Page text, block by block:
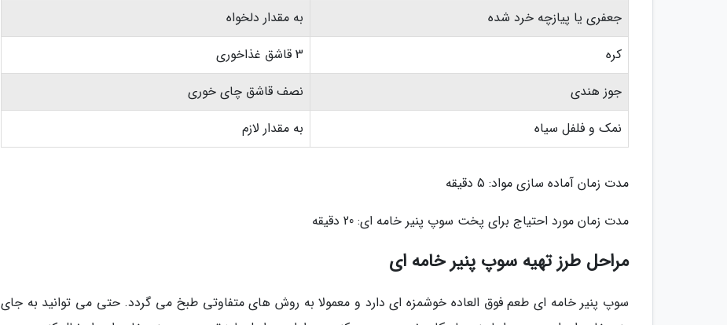
جعفری یا پیازچه خرد شده
به مقدار دلخواه
کره
3 قاشق غذاخوری
جوز هندی
نصف قاشق چای خوری
نمک و فلفل سیاه
به مقدار لازم
مدت زمان آماده سازی مواد: 5 دقیقه
مدت زمان مورد احتیاج برای پخت سوپ پنیر خامه ای: 20 دقیقه
مراحل طرز تهیه سوپ پنیر خامه ای
سوپ پنیر خامه ای طعم فوق العاده خوشمزه ای دارد و معمولا به روش های متفاوتی طبخ می گردد. حتی می توانید به جای